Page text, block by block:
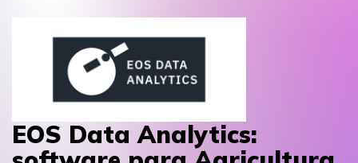
EOS Data Analytics: